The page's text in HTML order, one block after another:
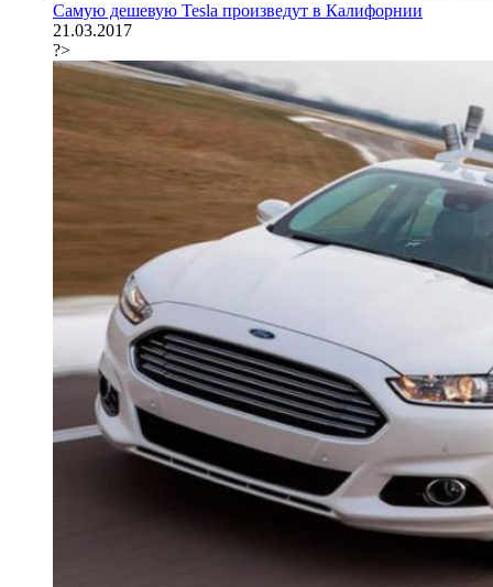
Самую дешевую Tesla произведут в Калифорнии
21.03.2017
?>